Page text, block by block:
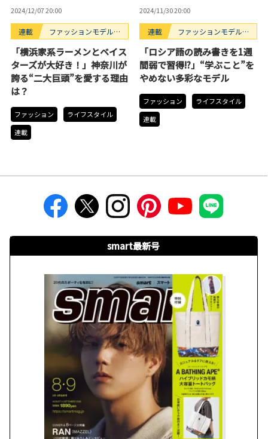
2024/12/07 20:00
連載
ファッションモデルの
「横浜家系ラーメンとベイス
ターズが大好き！」神奈川が
誇る“二大巨頭”を愛する理由
は？
ファッション
ライフスタイル
連載
2024/11/30 20:00
連載
ファッションモデルの
「ロシア語の読み書きを1週
間弱で習得!?」“学ぶこと”を
やめない多彩なモデル
ファッション
ライフスタイル
連載
smart最新号